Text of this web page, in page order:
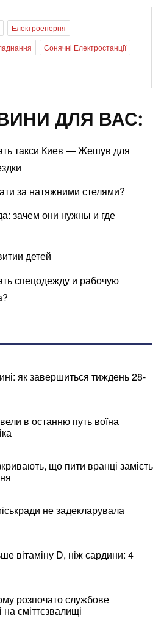
Електроенергія
Сонячні Електростанції
ДЛЯ ВАС:
такси Киев — Жешув для
за натяжними стелями?
зачем они нужны и где
детей
спецодежду и рабочую
як завершиться тиждень 28-
в останню путь воїна
що пити вранці замість
не задекларувала
вітаміну D, ніж сардини: 4
розпочато службове
сміттєзвалищі